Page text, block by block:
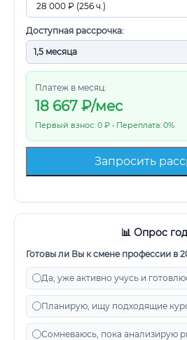
Доступная рассрочка:
Платеж в месяц:
18 667 ₽/мес
Первый взнос: 0 ₽ • Переплата: 0%
Запросить
📊 Опрос
Готовы ли Вы к смене профессии в
Да, уже активно учусь и
Планирую, ищу подходящие
Сомневаюсь, пока анализирую